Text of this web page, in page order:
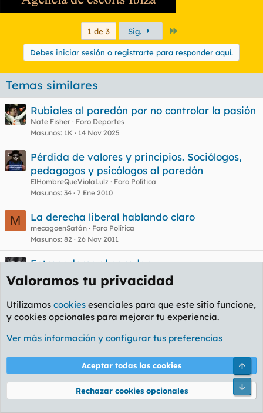
1 de 3 Sig.
Debes iniciar sesión o registrarte para responder aquí.
Temas similares
Rubiales al paredón por no controlar la pasión
Nate Fisher
Foro Deportes
Masunos 1K 14 Nov 2025
Pérdida de valores y principios. Sociólogos,
pedagogos y psicólogos al paredón
ElHombreQueViolaLulz
Foro Política
Masunos 34 7 Ene 2010
M La derecha liberal hablando claro
mecagoenSatán
Foro Política
Masunos 82 26 Nov 2011
Entrenadores al paredon
Masunos
158 20 Dic 2006
G Fuera el dinero! CONTROLADOS!
Guest Foro General
Facebook
X BlueskyLinkedIn
Reddit
Enlace
Valoramos tu privacidad
Utilizamos cookies esenciales para que este sitio funcione,
y cookies opcionales para mejorar tu experiencia.
Ver más información y configurar tus preferencias
Aceptar todas las cookies
Rechazar cookies opcionales
Pie